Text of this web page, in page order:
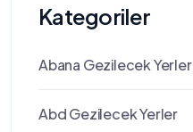
Kategoriler
Abana Gezilecek Yerler
Abd Gezilecek Yerler